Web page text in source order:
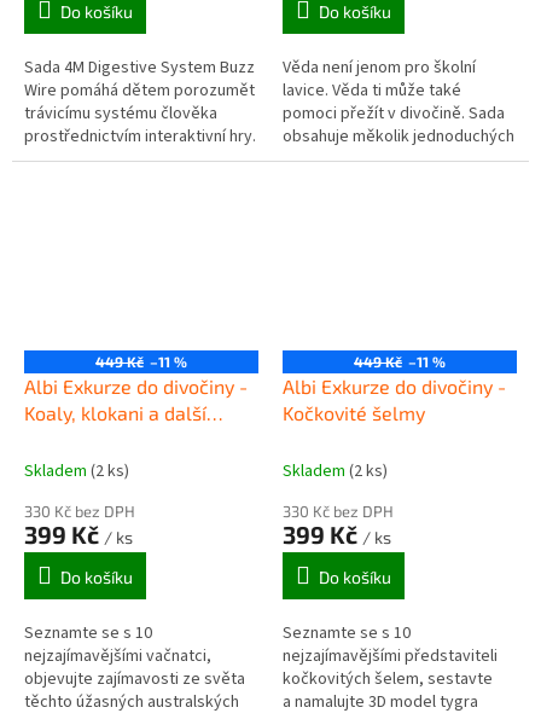
Do košíku
Sada 4M Digestive System Buzz
Wire pomáhá dětem porozumět
trávicímu systému člověka
prostřednictvím interaktivní hry.
Do košíku
Věda není jenom pro školní
lavice. Věda ti může také
pomoci přežít v divočině. Sada
obsahuje měkolik jednoduchých
nástrojů a poznatků, které
449 Kč –11 %
Albi Exkurze do divočiny -
Koaly, klokani a další
Skladem (2 ks)
330 Kč bez DPH
399 Kč / ks
Do košíku
Seznamte se s 10
nejzajímavějšími vačnatci,
objevujte zajímavosti ze světa
těchto úžasných australských
449 Kč –11 %
Albi Exkurze do divočiny -
Kočkovité šelmy
Skladem (2 ks)
330 Kč bez DPH
399 Kč / ks
Do košíku
Seznamte se s 10
nejzajímavějšími představiteli
kočkovitých šelem, sestavte
a namalujte 3D model tygra